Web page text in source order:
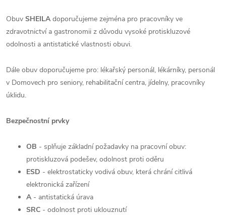
Obuv SHEILAdoporučujeme zejména pro pracovníky ve
zdravotnictví a gastronomii z důvodu vysoké protiskluzové
odolnosti a antistatické vlastnosti obuvi.
Dále obuv doporučujeme pro: lékařský personál, lékárníky, personál
v Domovech pro seniory, rehabilitační centra, jídelny, pracovníky
úklidu.
Bezpečnostní prvky
OB - splňuje základní požadavky na pracovní obuv:
protiskluzová podešev, odolnost proti oděru
ESD - elektrostaticky vodivá obuv, která chrání citlivá
elektronická zařízení
A- antistatická úrava
SRC - odolnost proti uklouznutí